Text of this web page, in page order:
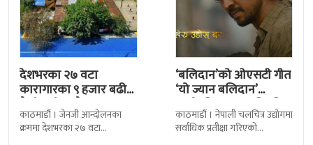
देशभरका २७ वटा
कारागारका ९ हजार बढी
कैदीबन्दी अझै फरार
काठमाडौं । जेनजी आन्दोलनका
क्रममा देशभरका २७ वटा
‘बलिदान’को ओएसटी गीत
‘यो ज्यान बलिदान’
सार्वजनिक, मातृभूमिप्रति
पुत्रको भावनात्मक…
काठमाडौं । नेपाली चलचित्र उद्योगमा
सर्वाधिक प्रतीक्षा गरिएको